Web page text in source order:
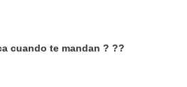
cuando te mandan ? ??